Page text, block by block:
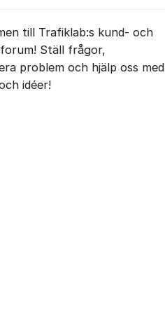
för inlägg/kommentar
för inlägg/kommentar
till Trafiklab:s kund- och
Ställ frågor,
problem och hjälp oss med
idéer!